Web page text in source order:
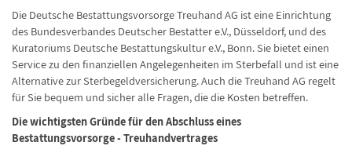
Die Deutsche Bestattungsvorsorge Treuhand AG ist eine Einrichtung
des Bundesverbandes Deutscher Bestatter e.V., Düsseldorf, und des
Kuratoriums Deutsche Bestattungskultur e.V., Bonn. Sie bietet einen
Service zu den finanziellen Angelegenheiten im Sterbefall und ist eine
Alternative zur Sterbegeldversicherung. Auch die Treuhand AG regelt
für Sie bequem und sicher alle Fragen, die die Kosten betreffen.
Die wichtigsten Gründe für den Abschluss eines
Bestattungsvorsorge - Treuhandvertrages